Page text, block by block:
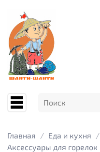
Главная Еда и кухня
Аксессуары для горелок